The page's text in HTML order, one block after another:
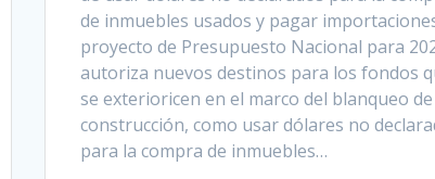
de inmuebles usados y pagar
proyecto de Presupuesto Nacional para
autoriza nuevos destinos para los fondos
se exterioricen en el marco del blanqueo
construcción, como usar dólares no
para la compra de inmuebles…